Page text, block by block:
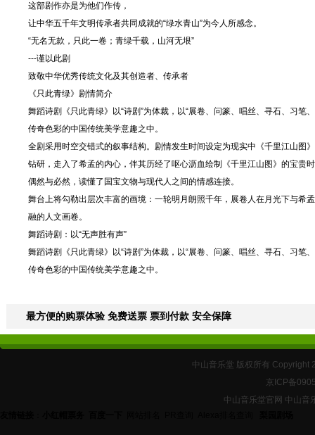
这部剧作亦是为他们作传，
让中华五千年文明传承者共同成就的“绿水青山”为今人所感念。
“无名无款，只此一卷；青绿千载，山河无垠”
---谨以此剧
致敬中华优秀传统文化及其创造者、传承者
《只此青绿》剧情简介
舞蹈诗剧《只此青绿》以“诗剧”为体裁，以“展卷、问篆、唱丝、寻石、习
传奇色彩的中国传统美学意趣之中。
全剧采用时空交错式的叙事结构。剧情发生时间设定为现实中《千里江山图
钻研，走入了希孟的内心，伴其历经了呕心沥血绘制《千里江山图》的宝贵
偶然与必然，读懂了国宝文物与现代人之间的情感连接。
舞台上将勾勒出层次丰富的画境：一轮明月朗照千年，展卷人在月光下与希
融的人文画卷。
舞蹈诗剧：以“无声胜有声”
舞蹈诗剧《只此青绿》以“诗剧”为体裁，以“展卷、问篆、唱丝、寻石、习
传奇色彩的中国传统美学意趣之中。
最方便的购票体验 免费送票 票到付款 安全保障
中山音乐堂 版权所有
京ICP备
中山音乐堂官网 中山音